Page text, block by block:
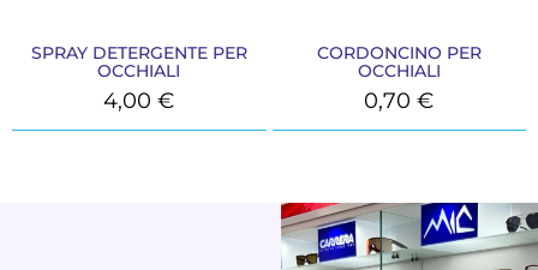
SPRAY DETERGENTE PER
OCCHIALI
4,00€
CORDONCINO PER
OCCHIALI
0,70€